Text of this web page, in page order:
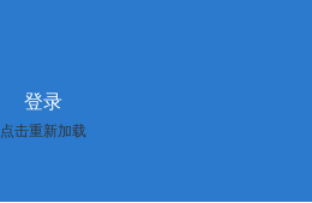
登录
点击重新加载